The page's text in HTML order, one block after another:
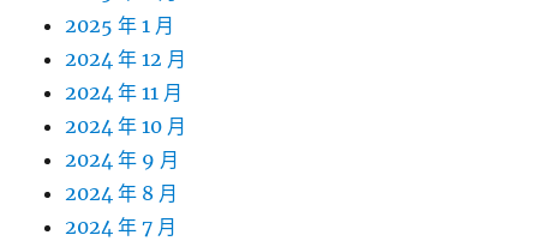
2025 年 1 月
2024 年 12 月
2024 年 11 月
2024 年 10 月
2024 年 9 月
2024 年 8 月
2024 年 7 月